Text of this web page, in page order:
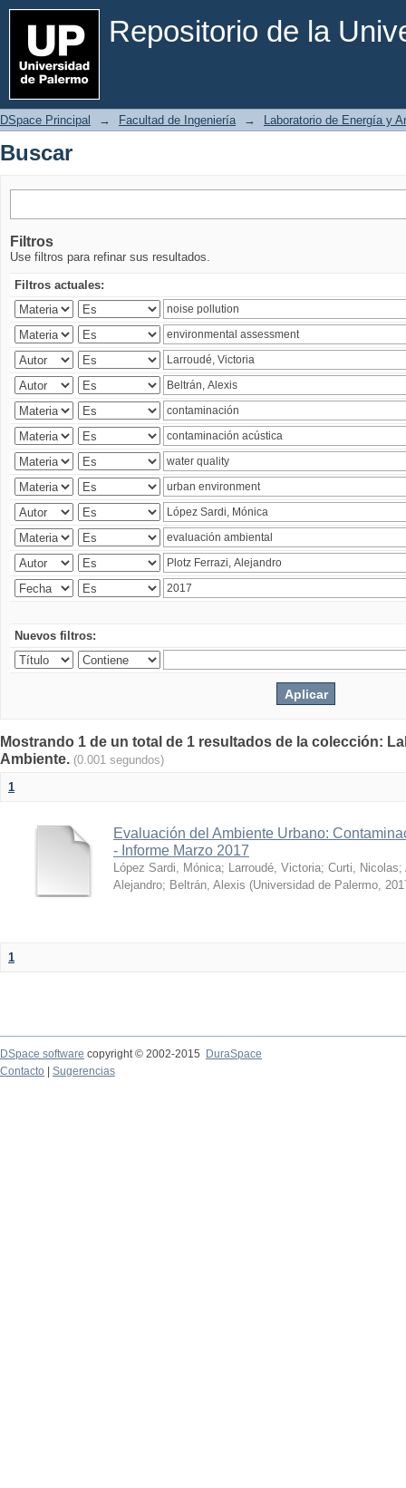
Repositorio de la
Buscar
DSpace Principal → Facultad de Ingeniería → Laboratorio de Energía y
Buscar
Filtros
Use filtros para refinar sus resultados.
Filtros actuales:
Nuevos filtros:
Mostrando 1 de un total de 1 resultados de la colección:
Ambiente. (0.001 segundos)
1
Evaluación del Ambiente Urbano:
- Informe Marzo 2017
López Sardi, Mónica; Larroudé, Victoria; Curti, Nicolas;
Alejandro; Beltrán, Alexis (Universidad de Palermo,
1
DSpace software copyright © 2002-2015
DuraSpace
Contacto
Sugerencias